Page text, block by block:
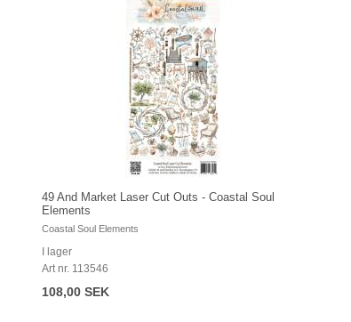
49 And Market Laser Cut Outs - Coastal Soul
Elements
Coastal Soul Elements
I lager
Art nr. 113546
108,00 SEK